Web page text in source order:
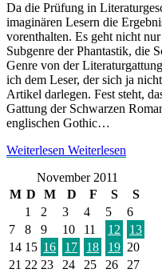
Da die Prüfung in
imaginären Lesern die
vorenthalten. Es geht nicht
Subgenre der Phantastik, die
Genre von der
ich dem Leser, der sich ja
Artikel darlegen. Fest steht,
Gattung der Schwarzen
englischen Gothic…
Weiterlesen Weiterlesen
November 2011
M D M D F S
S
1
2 3 4 5
6
7
8 9 10 11 12
13
14 15 16 17 18 19 20
21 22 23 24 25 26
27